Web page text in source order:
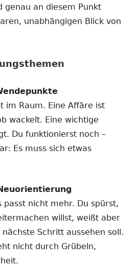
genau an diesem Punkt
unabhängigen Blick von
im Raum. Eine Affäre ist
wackelt. Eine wichtige
Du funktionierst noch –
Es muss sich etwas
passt nicht mehr. Du spürst,
willst, weißt aber
Schritt aussehen soll.
nicht durch Grübeln,